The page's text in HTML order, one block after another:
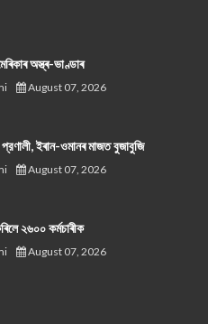
অস্ত্ৰ-ভাণ্ডাৰ
August 07, 2026
ইৰান-ওমানৰ মাজত বুজাবুজি
August 07, 2026
২৬০০ কৰ্মচাৰীক
August 07, 2026